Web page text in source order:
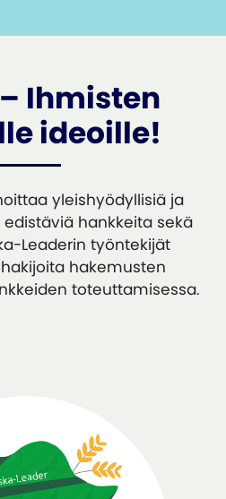
Ihmisten
ideoille!
yleishyödyllisiä ja
hankkeita sekä
Leaderin työntekijät
hakemusten
toteuttamisessa.